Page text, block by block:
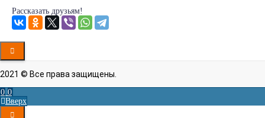
Рассказать друзьям!
2021 © Все права защищены.
0 0
Вверх